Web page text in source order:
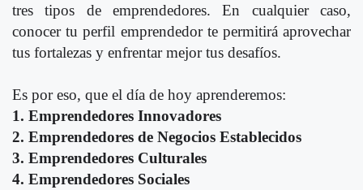
tres tipos de emprendedores. En cualquier caso,
conocer tu perfil emprendedor te permitirá aprovechar
tus fortalezas y enfrentar mejor tus desafíos.
Es por eso, que el día de hoy aprenderemos:
1. Emprendedores Innovadores
2. Emprendedores de Negocios Establecidos
3. Emprendedores Culturales
4. Emprendedores Sociales